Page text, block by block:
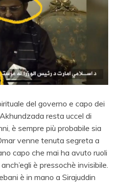
del governo e capo dei
resta uccel di
è sempre più probabile sia
venne tenuta segreta a
capo che mai ha avuto ruoli
è pressochè invisibile.
è in mano a Sirajuddin